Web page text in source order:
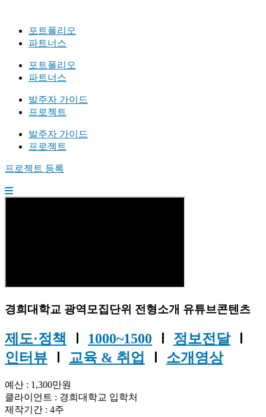
포트폴리오
파트너스
포트폴리오
파트너스
발주자 가이드
프로젝트
발주자 가이드
프로젝트
프로젝트 등록
경희대학교 광역모집단위 전형소개 유튜브콘텐츠
제도·정책 1000~1500 정보전달Ⅰ
인터뷰
교육 & 취업 소개영상
예산 : 1,300만원
클라이언트 : 경희대학교 입학처
제작기간 : 4주